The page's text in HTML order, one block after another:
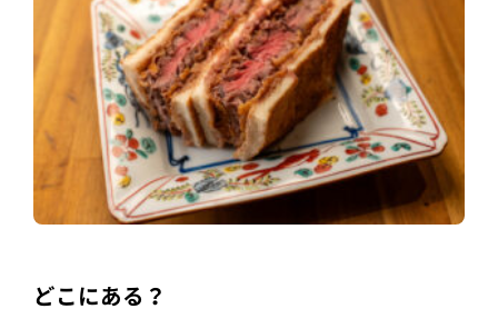
どこにある？